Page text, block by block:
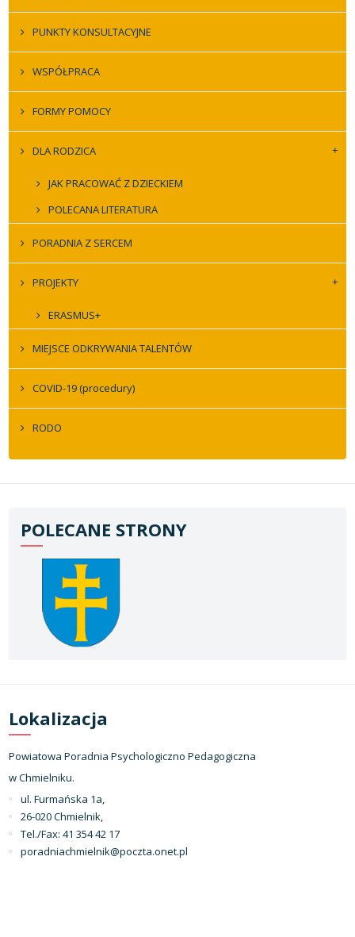
PUNKTY KONSULTACYJNE
WSPÓŁPRACA
FORMY POMOCY
DLA RODZICA
JAK PRACOWAĆ Z DZIECKIEM
POLECANA LITERATURA
PORADNIA Z SERCEM
PROJEKTY
ERASMUS+
MIEJSCE ODKRYWANIA TALENTÓW
COVID-19 (procedury)
RODO
POLECANE STRONY
Lokalizacja
Powiatowa Poradnia Psychologiczno Pedagogiczna
w Chmielniku.
ul. Furmańska 1a,
26-020 Chmielnik,
Tel./Fax: 41 354 42 17
poradniachmielnik@poczta.onet.pl